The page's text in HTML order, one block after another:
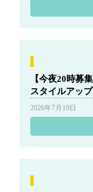
【今夜20時募
スタイルアッ
2026年7月19日